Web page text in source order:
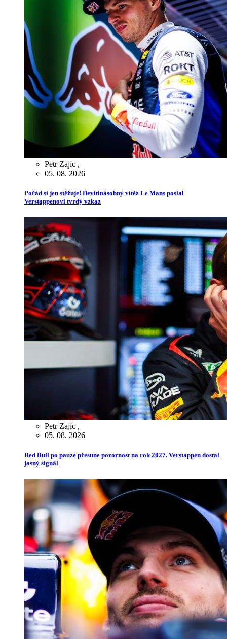
Petr Zajíc ,
05. 08. 2026
Pořád si jen stěžuje! Devítinásobný vítěz Le Mans poslal
Verstappenovi tvrdý vzkaz
Petr Zajíc ,
05. 08. 2026
Red Bull po pauze přesune pozornost na rok 2027. Verstappen dostal
jasný signál